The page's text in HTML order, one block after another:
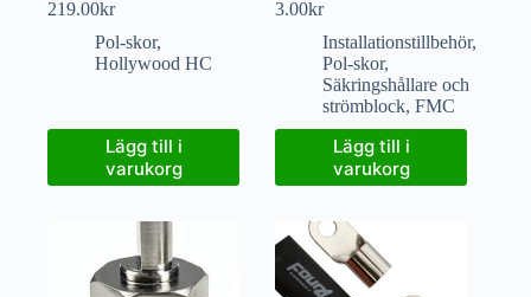
219.00kr
Pol-skor,
Hollywood HC
Lägg till i
varukorg
3.00kr
Installationstillbehör,
Pol-skor,
Säkringshållare och
strömblock,FMC
Lägg till i
varukorg